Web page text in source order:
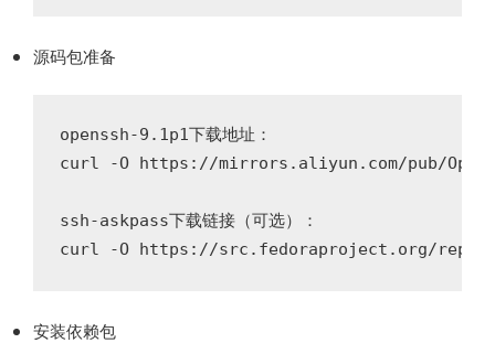
源码包准备
openssh-9.1p1下载地址：
curl -O https://mirrors.aliyun.com/pub/
ssh-askpass下载链接（可选）：
安装依赖包